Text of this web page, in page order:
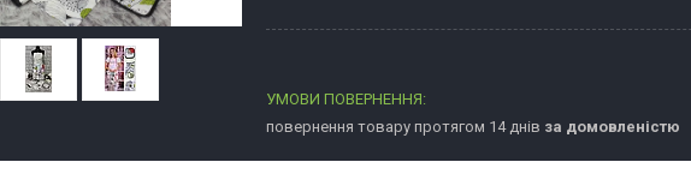
повернення товару протягом 14 днів за домовленістю